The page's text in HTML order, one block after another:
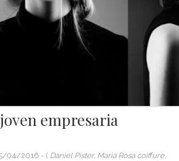
empresaria
04/2016 - ( Daniel Pister, Maria Rosa coiffure,